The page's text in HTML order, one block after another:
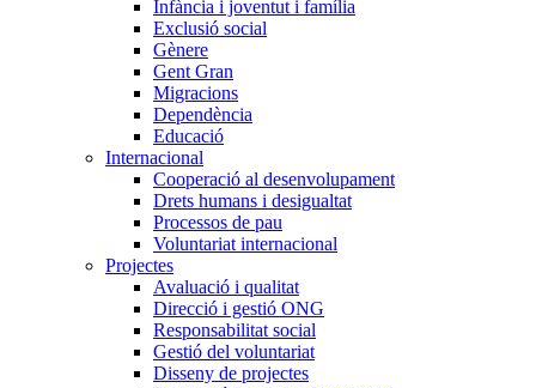
Infància i joventut i família
Exclusió social
Gènere
Gent Gran
Migracions
Dependència
Educació
Internacional
Cooperació al desenvolupament
Drets humans i desigualtat
Processos de pau
Voluntariat internacional
Projectes
Avaluació i qualitat
Direcció i gestió ONG
Responsabilitat social
Gestió del voluntariat
Disseny de projectes